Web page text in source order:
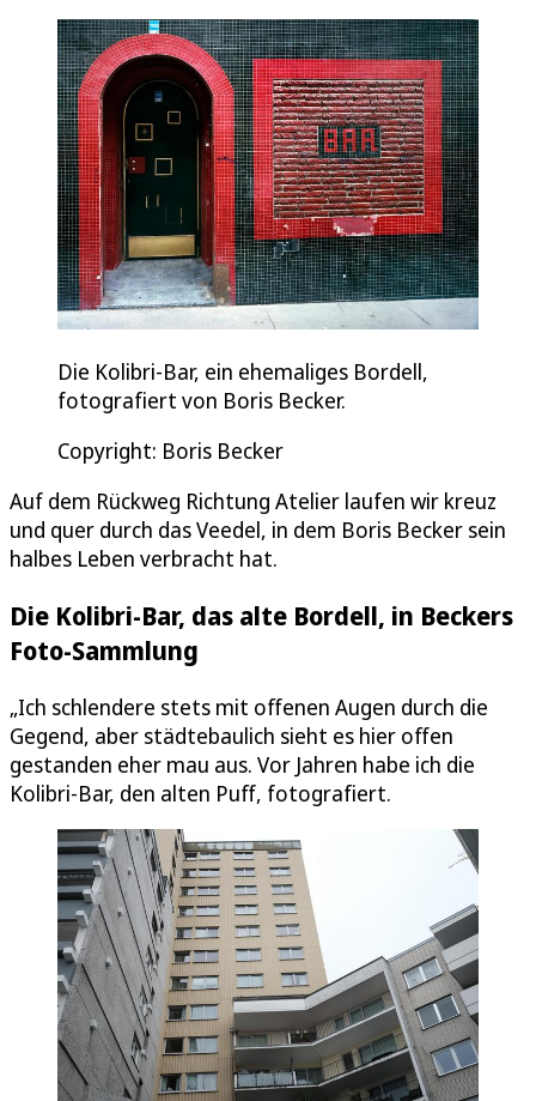
Die Kolibri-Bar, ein ehemaliges Bordell,
fotografiert von Boris Becker.
Copyright: Boris Becker
Auf dem Rückweg Richtung Atelier laufen wir kreuz
und quer durch das Veedel, in dem Boris Becker sein
halbes Leben verbracht hat.
Die Kolibri-Bar, das alte Bordell, in Beckers
Foto-Sammlung
„Ich schlendere stets mit offenen Augen durch die
Gegend, aber städtebaulich sieht es hier offen
gestanden eher mau aus. Vor Jahren habe ich die
Kolibri-Bar, den alten Puff, fotografiert.